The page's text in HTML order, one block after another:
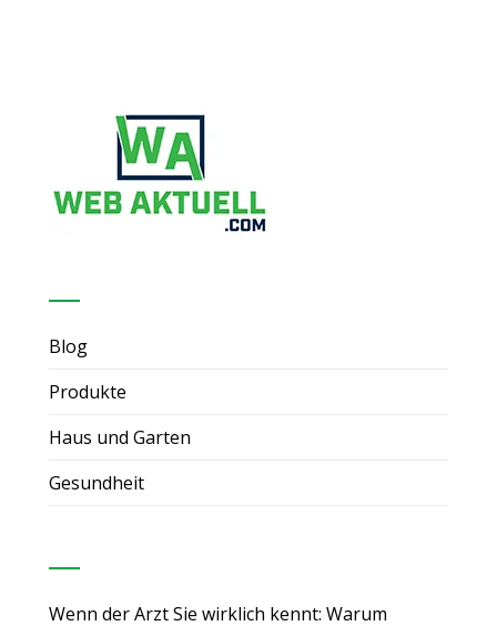
Blog
Produkte
Haus und Garten
Gesundheit
Wenn der Arzt Sie wirklich kennt: Warum